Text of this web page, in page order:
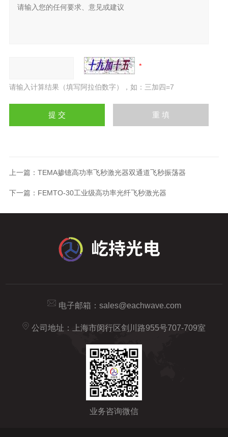
请输入计算结果（填写阿拉伯数字），如：三加四=7
上一篇： TEMA掺镱高功率飞秒激光器双通道飞秒振荡器
下一篇： FEMTO-30工业级高功率光纤飞秒激光器
电子邮箱： sales@eachwave.com
公司地址：上海市闵行区剑川路955号707-709室
业务咨询微信